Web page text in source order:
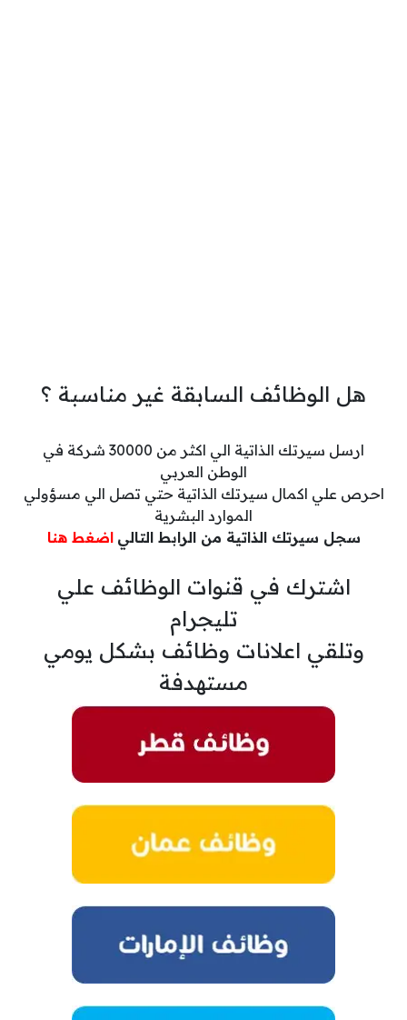
هل الوظائف السابقة غير مناسبة ؟
ارسل سيرتك الذاتية الي اكثر من 30000 شركة في
الوطن العربي
احرص علي اكمال سيرتك الذاتية حتي تصل الي مسؤولي
الموارد البشرية
سجل سيرتك الذاتية من الرابط التالي اضغط هنا
اشترك في قنوات الوظائف علي
تليجرام
وتلقي اعلانات وظائف بشكل يومي
مستهدفة